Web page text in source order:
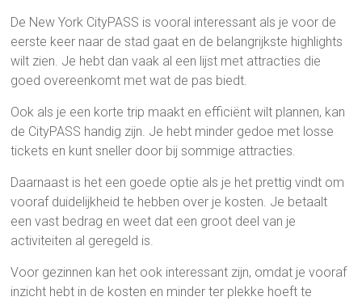
De New York CityPASS is vooral interessant als je voor de
eerste keer naar de stad gaat en de belangrijkste highlights
wilt zien. Je hebt dan vaak al een lijst met attracties die
goed overeenkomt met wat de pas biedt.
Ook als je een korte trip maakt en efficiënt wilt plannen, kan
de CityPASS handig zijn. Je hebt minder gedoe met losse
tickets en kunt sneller door bij sommige attracties.
Daarnaast is het een goede optie als je het prettig vindt om
vooraf duidelijkheid te hebben over je kosten. Je betaalt
een vast bedrag en weet dat een groot deel van je
activiteiten al geregeld is.
Voor gezinnen kan het ook interessant zijn, omdat je vooraf
inzicht hebt in de kosten en minder ter plekke hoeft te